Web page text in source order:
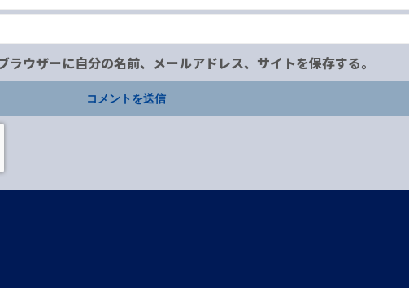
ウザーに自分の名前、メールアドレス、サイトを保存する。